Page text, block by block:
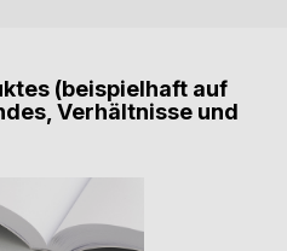
(beispielhaft auf
Verhältnisse und